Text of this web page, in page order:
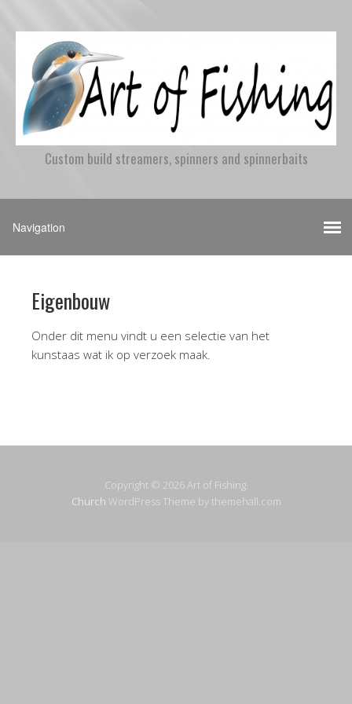
Custom build streamers, spinners and spinnerbaits
Eigenbouw
Onder dit menu vindt u een selectie van het
kunstaas wat ik op verzoek maak.
Copyright © 2026 Art of Fishing.
Church WordPress Theme by themehall.com